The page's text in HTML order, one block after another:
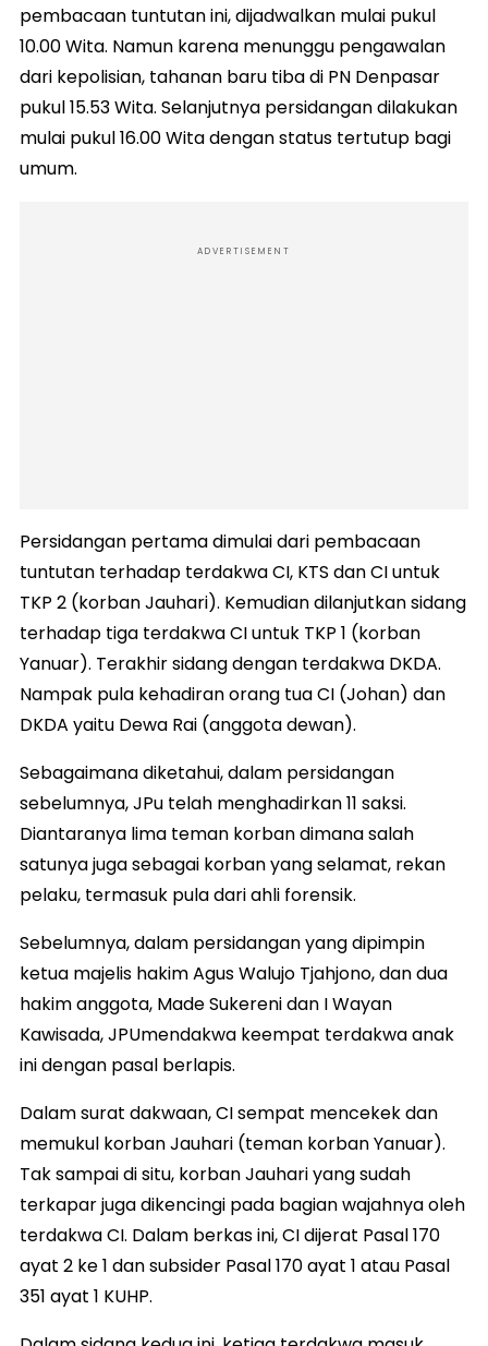
pembacaan tuntutan ini, dijadwalkan mulai pukul
10.00 Wita. Namun karena menunggu pengawalan
dari kepolisian, tahanan baru tiba di PN Denpasar
pukul 15.53 Wita. Selanjutnya persidangan dilakukan
mulai pukul 16.00 Wita dengan status tertutup bagi
umum.
ADVERTISEMENT
Persidangan pertama dimulai dari pembacaan
tuntutan terhadap terdakwa CI, KTS dan CI untuk
TKP 2 (korban Jauhari). Kemudian dilanjutkan sidang
terhadap tiga terdakwa CI untuk TKP 1 (korban
Yanuar). Terakhir sidang dengan terdakwa DKDA.
Nampak pula kehadiran orang tua CI (Johan) dan
DKDA yaitu Dewa Rai (anggota dewan).
Sebagaimana diketahui, dalam persidangan
sebelumnya, JPu telah menghadirkan 11 saksi.
Diantaranya lima teman korban dimana salah
satunya juga sebagai korban yang selamat, rekan
pelaku, termasuk pula dari ahli forensik.
Sebelumnya, dalam persidangan yang dipimpin
ketua majelis hakim Agus Walujo Tjahjono, dan dua
hakim anggota, Made Sukereni dan I Wayan
Kawisada, JPUmendakwa keempat terdakwa anak
ini dengan pasal berlapis.
Dalam surat dakwaan, CI sempat mencekek dan
memukul korban Jauhari (teman korban Yanuar).
Tak sampai di situ, korban Jauhari yang sudah
terkapar juga dikencingi pada bagian wajahnya oleh
terdakwa CI. Dalam berkas ini, CI dijerat Pasal 170
ayat 2 ke 1 dan subsider Pasal 170 ayat 1 atau Pasal
351 ayat 1 KUHP.